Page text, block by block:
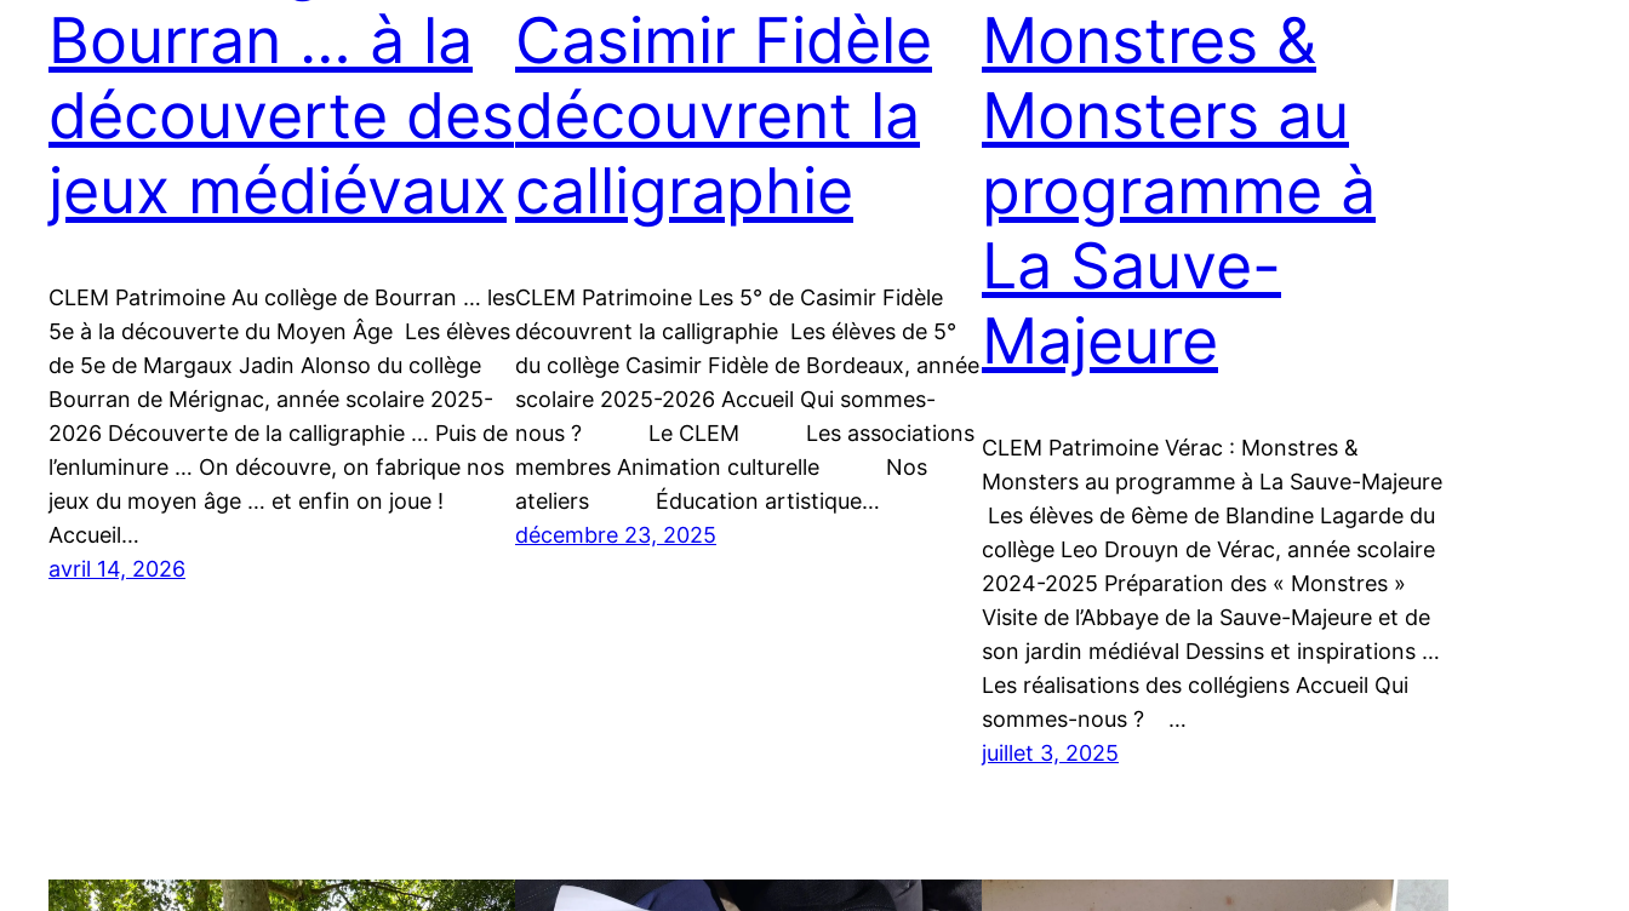
Bourran … à la
découverte des
jeux médiévaux
CLEM Patrimoine Au collège de Bourran … les
5e à la découverte du Moyen Âge Les élèves
de 5e de Margaux Jadin Alonso du collège
Bourran de Mérignac, année scolaire 2025-
2026 Découverte de la calligraphie … Puis de
l’enluminure … On découvre, on fabrique nos
jeux du moyen âge … et enfin on joue !
Accueil…
avril 14, 2026
Casimir Fidèle
découvrent la
calligraphie
CLEM Patrimoine Les 5° de Casimir Fidèle
découvrent la calligraphie Les élèves de 5°
du collège Casimir Fidèle de Bordeaux, année
scolaire 2025-2026 Accueil Qui sommes-
nous ? Le CLEM Les associations
membres Animation culturelle Nos
ateliers Éducation artistique…
décembre 23, 2025
Monstres &
Monsters au
programme à
La Sauve-
Majeure
CLEM Patrimoine Vérac : Monstres &
Monsters au programme à La Sauve-Majeure
Les élèves de 6ème de Blandine Lagarde du
collège Leo Drouyn de Vérac, année scolaire
2024-2025 Préparation des « Monstres »
Visite de l’Abbaye de la Sauve-Majeure et de
son jardin médiéval Dessins et inspirations …
Les réalisations des collégiens Accueil Qui
sommes-nous ? …
juillet 3, 2025